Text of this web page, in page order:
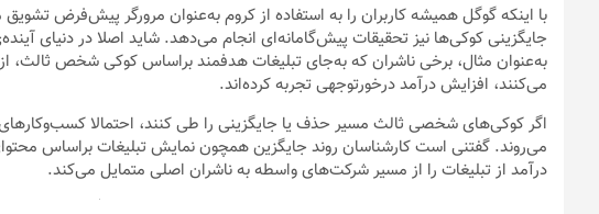
با اینکه گوگل همیشه کاربران را به استفاده از کروم به‌عنوان مرورگر پیش‌فرض
جایگزینی کوکی‌ها نیز تحقیقات پیش‌گامانه‌ای انجام می‌دهد. شاید اصلا در دنیای
به‌عنوان مثال، برخی ناشران که به‌جای تبلیغات هدفمند براساس کوکی شخص ثالث،
می‌کنند، افزایش درآمد درخور‌توجهی تجربه کرده‌اند.
اگر کوکی‌‌‌های شخصی ثالث مسیر حذف یا جایگزینی را طی کنند، احتمالا کسب‌وکارهای
می‌روند. گفتنی است کارشناسان روند جایگزین همچون نمایش تبلیغات براساس
درآمد از تبلیغات را از مسیر شرکت‌های واسطه به ناشران اصلی متمایل می‌کند.